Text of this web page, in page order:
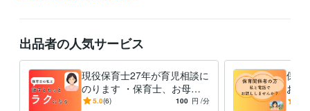
よろしくお願いいたします
経験職種
ライフスタイル・その他 / 保育士・ベビーシッター 経験年数 : 27年
出品者の人気サービス
現役保育士27年が育児相談に
のります ・保育士、お母さ
ん、おばあちゃんの私が寄り
5.0(6) 100 円 /分
保育
お話
の人